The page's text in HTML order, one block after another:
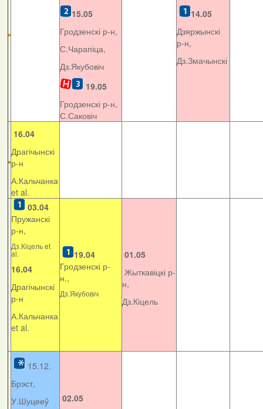
15.05
Гродзенскі р-н,
С.Чарапіца,
Дз.Якубовіч
19.05
Гродзенскі р-н,
С.Саковіч
14.05
Дзяржынскі
р-н,
Дз.Змачынскі
16.04
Драгічынскі
р-н
А.Кальчанка
et al.
03.04
Пружанскі
р-н,
Дз.Кіцель et
al.
16.04
Драгічынскі
р-н
А.Кальчанка
et al.
19.04
Гродзенскі р-
н.,
Дз.Якубовіч
01.05
Жыткавіцкі р-
н,
Дз.Кіцель
15.12.
Брэст,
У.Шуцееў
02.05